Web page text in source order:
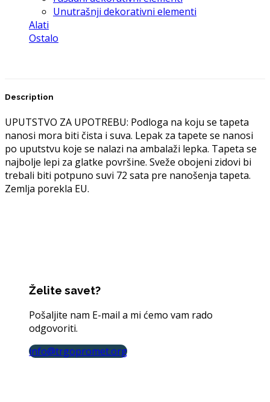
Unutrašnji dekorativni elementi
Alati
Ostalo
Description
UPUTSTVO ZA UPOTREBU: Podloga na koju se tapeta
nanosi mora biti čista i suva. Lepak za tapete se nanosi
po uputstvu koje se nalazi na ambalaži lepka. Tapeta se
najbolje lepi za glatke površine. Sveže obojeni zidovi bi
trebali biti potpuno suvi 72 sata pre nanošenja tapeta.
Zemlja porekla EU.
Želite savet?
Pošaljite nam E-mail a mi ćemo vam rado
odgovoriti.
info@trgopromet.org